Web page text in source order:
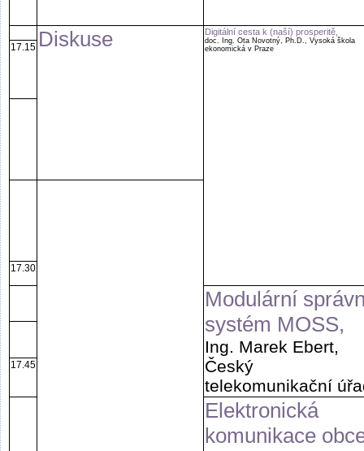
Diskuse Digitální cesta k (naší) prosperitě,
doc. Ing. Ota Novotný, Ph.D., Vysoká škola
ekonomická v Praze
17.15
17.30
Modulární
systém MOSS,
Ing. Marek Ebert,
Český
telekomunikační
17.45
Elektronická
komunikace